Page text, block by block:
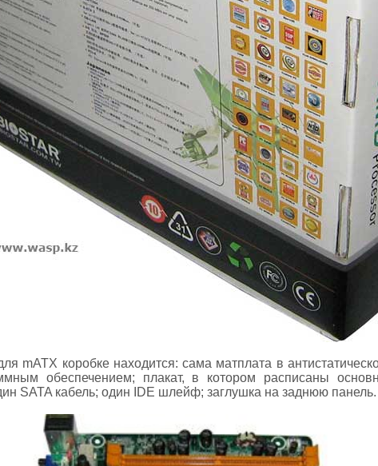
mATX коробке находится: сама матплата в
обеспечением; плакат, в котором расписаны
SATA кабель; один IDE шлейф; заглушка на заднюю панель.